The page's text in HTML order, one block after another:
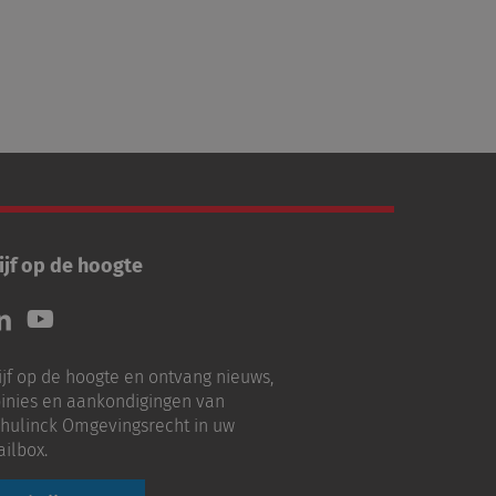
op de hoogte
Volg
ons
Youtube
op de hoogte en ontvang nieuws,
en aankondigingen van
Omgevingsrecht in uw